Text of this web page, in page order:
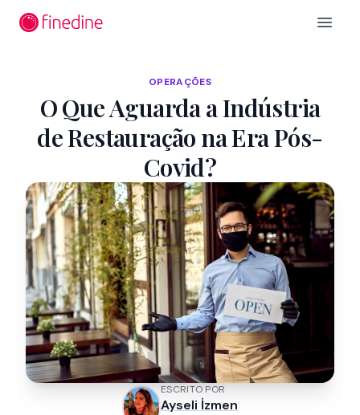
Open
OPERAÇÕES
O Que Aguarda a Indústria
de Restauração na Era Pós-
Covid?
ESCRITO POR
Ayseli İzmen